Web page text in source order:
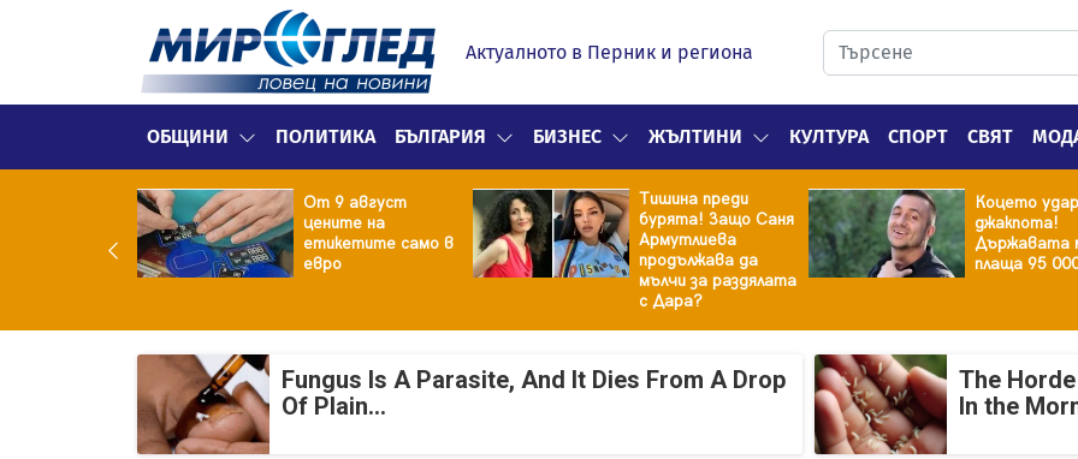
Актуалното в Перник и региона
ОБЩИНИ ПОЛИТИКА БЪЛГАРИЯ БИЗНЕС ЖЪЛТИНИ КУЛТУРА СПОРТ СВЯТ
От 9 август
цените на
етикетите само в
евро
Тишина преди
бурята! Защо Саня
Армутлиева
продължава да
мълчи за раздялата
с Дара?
Коцето
джакпота!
Държавата
плаща 95
Fungus Is A Parasite, And It Dies From A Drop
Of Plain...
The
In the